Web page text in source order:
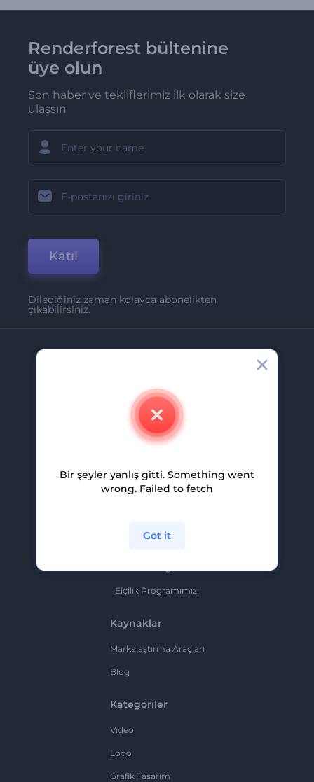
Renderforest bültenine
üye olun
Son haber ve tekliflerimiz ilk olarak size
ulaşsın
Katıl
Dilediğiniz zaman kolayca abonelikten
çıkabilirsiniz.
İletişim
Kariyer
Ortaklık Programı
Elçilik Programımızı
Kaynaklar
Markalaştırma Araçları
Blog
Kategoriler
Video
Logo
Grafik Tasarım
Bir şeyler yanlış gitti. Something went
wrong. Failed to fetch
Got it